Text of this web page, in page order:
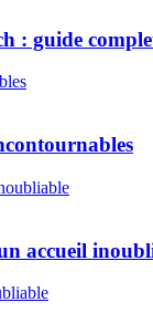
: guide
accueil